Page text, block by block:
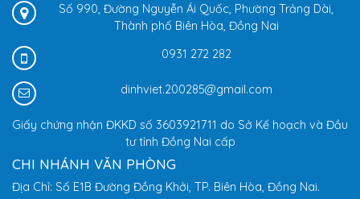
Số 990, Đường Nguyễn Ái Quốc, Phường Trảng Dài,
Thành phố Biên Hòa, Đồng Nai
0931 272 282
dinhviet.200285@gmail.com
Giấy chứng nhận ĐKKD số 3603921711 do Sở Kế hoạch và Đầu
tư tỉnh Đồng Nai cấp
CHI NHÁNH VĂN PHÒNG
Địa Chỉ: Số E1B Đường Đồng Khởi, TP. Biên Hòa, Đồng Nai.